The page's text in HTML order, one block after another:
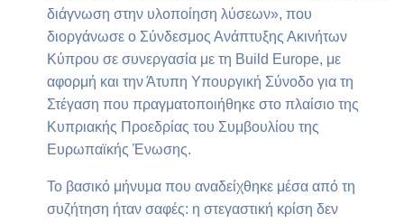
διάγνωση στην υλοποίηση λύσεων», που
διοργάνωσε ο Σύνδεσμος Ανάπτυξης Ακινήτων
Κύπρου σε συνεργασία με τη Build Europe, με
αφορμή και την Άτυπη Υπουργική Σύνοδο για τη
Στέγαση που πραγματοποιήθηκε στο πλαίσιο της
Κυπριακής Προεδρίας του Συμβουλίου της
Ευρωπαϊκής Ένωσης.
Το βασικό μήνυμα που αναδείχθηκε μέσα από τη
συζήτηση ήταν σαφές: η στεγαστική κρίση δεν